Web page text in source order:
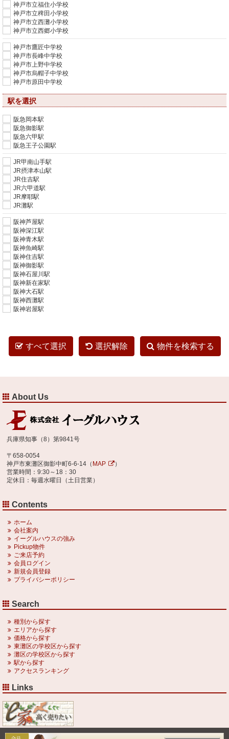
神戸市立福住小学校
神戸市立稗田小学校
神戸市立西灘小学校
神戸市立西郷小学校
神戸市鷹匠中学校
神戸市長峰中学校
神戸市上野中学校
神戸市烏帽子中学校
神戸市原田中学校
駅を選択
阪急岡本駅
阪急御影駅
阪急六甲駅
阪急王子公園駅
JR甲南山手駅
JR摂津本山駅
JR住吉駅
JR六甲道駅
JR摩耶駅
JR灘駅
阪神芦屋駅
阪神深江駅
阪神青木駅
阪神魚崎駅
阪神住吉駅
阪神御影駅
阪神石屋川駅
阪神新在家駅
阪神大石駅
阪神西灘駅
阪神岩屋駅
すべて選択 選択解除 物件を検索する
About Us
兵庫県知事（8）第9841号
〒658-0054
神戸市東灘区御影中町6-6-14（ MAP
）
営業時間：9:30～18：30
定休日：毎週水曜日（土日営業）
Contents
ホーム
会社案内
イーグルハウスの強み
Pickup物件
ご来店予約
会員ログイン
新規会員登録
プライバシーポリシー
Search
種別から探す
エリアから探す
価格から探す
東灘区の学校区から探す
灘区の学校区から探す
駅から探す
アクセスランキング
Links